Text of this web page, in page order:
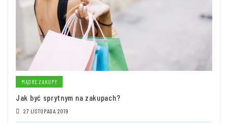
MĄDRE ZAKUPY
Jak być sprytnym na zakupach?
27 LISTOPADA 2019